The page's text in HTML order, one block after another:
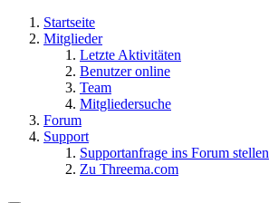
Startseite
Mitglieder
Letzte Aktivitäten
Benutzer online
Team
Mitgliedersuche
Forum
Support
Supportanfrage ins Forum stellen
Zu Threema.com